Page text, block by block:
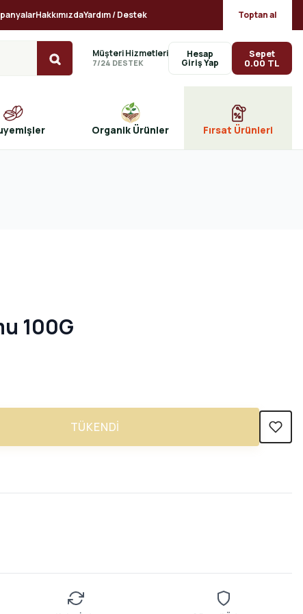
HakkımızdaYardım / Destek Toptan al
Müşteri Hizmetleri
7/24 DESTEK
Hesap Sepet
0.00 TL
Organik Ürünler Fırsat Ürünleri
100G
TÜKENDI